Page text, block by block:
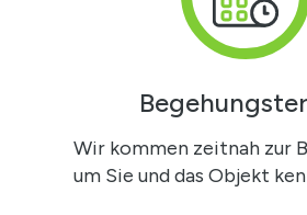
Wir kommen zeitnah zur
um Sie und das Objekt